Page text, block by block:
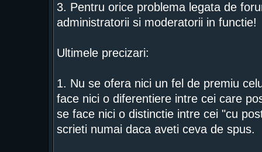
3. Pentru orice problema legata de
administratorii si moderatorii in functie!
Ultimele precizari:
1. Nu se ofera nici un fel de premiu
face nici o diferentiere intre cei care
se face nici o distinctie intre cei "cu
scrieti numai daca aveti ceva de spus.